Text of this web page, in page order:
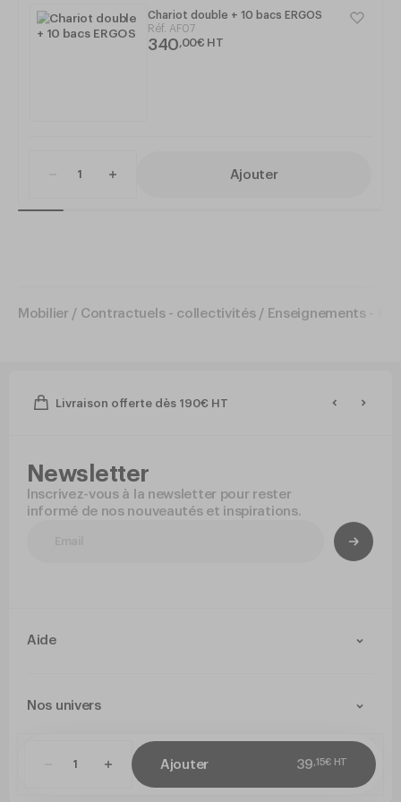
Ajouter 39,15€ HT
Chariot double + 10 bacs ERGOS
Réf. AF07
340,00€ HT
Ajouter
Mobilier / Contractuels - collectivités / Enseignements -
Livraison offerte dès 190€ HT
Newsletter
Inscrivez-vous à la newsletter pour rester
informé de nos nouveautés et inspirations.
Aide
Livraison et retours
Nos univers
Politique de confidentialitéMentions légales Paramétrer mes